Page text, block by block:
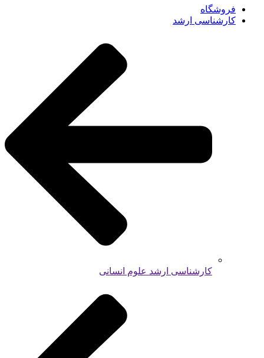
فروشگاه
کارشناسی ارشد
کارشناسی ارشد علوم انسانی